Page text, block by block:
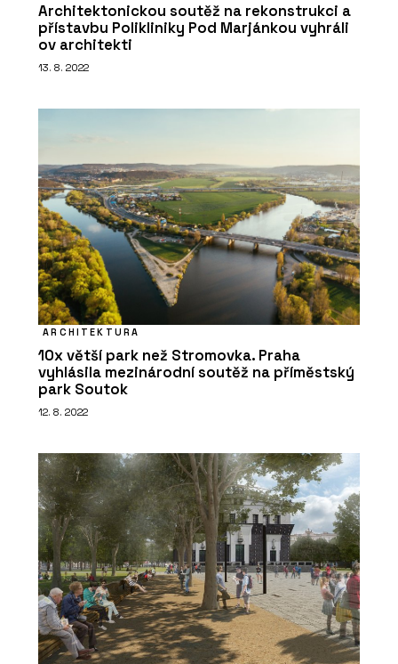
ČLÁNKY
ARCHITECT@WORK poprvé v Česku: Je
ČLÁNKY
ARCHITECT@WORK se blíží. Veletrh v
Praze nabídne inovace, rovné
SLUŽBY
Fotografická výstava Project Wall –
ARCHITECT@WORK
Architektonickou soutěž na rekonstrukci a
přístavbu Polikliniky Pod Marjánkou vyhráli
ov architekti
13. 8. 2022
ARCHITEKTURA
10x větší park než Stromovka. Praha
vyhlásila mezinárodní soutěž na příměstský
park Soutok
12. 8. 2022